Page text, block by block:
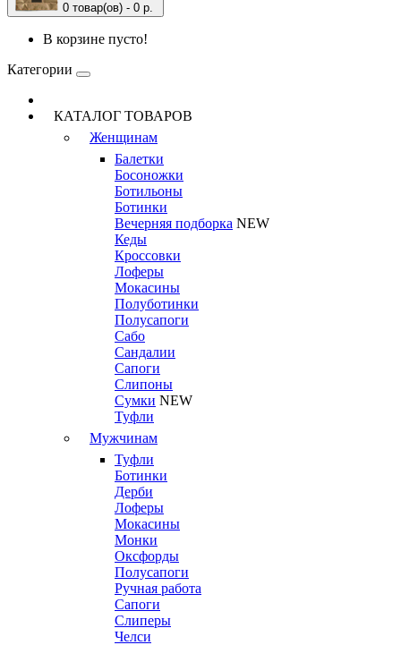
0 товар(ов) - 0 р.
В корзине пусто!
Категории
КАТАЛОГ ТОВАРОВ
Женщинам
Балетки
Босоножки
Ботильоны
Ботинки
Вечерняя подборка NEW
Кеды
Кроссовки
Лоферы
Мокасины
Полуботинки
Полусапоги
Сабо
Сандалии
Сапоги
Слипоны
Сумки NEW
Туфли
Мужчинам
Туфли
Ботинки
Дерби
Лоферы
Мокасины
Монки
Оксфорды
Полусапоги
Ручная работа
Сапоги
Слиперы
Челси